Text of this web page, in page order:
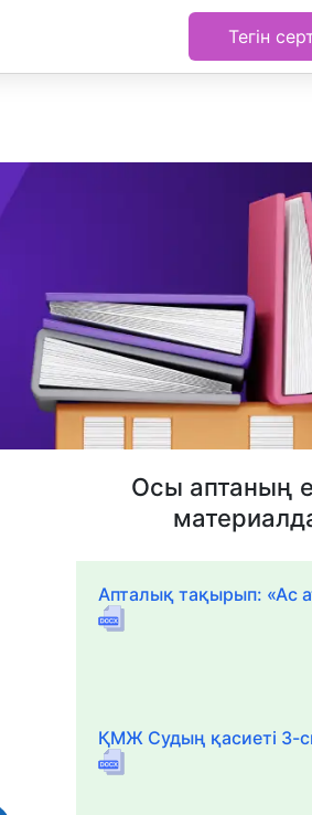
Тегін
Осы аптаның
Апталық тақырып: «Ас
ҚМЖ Судың қасиеті 3-